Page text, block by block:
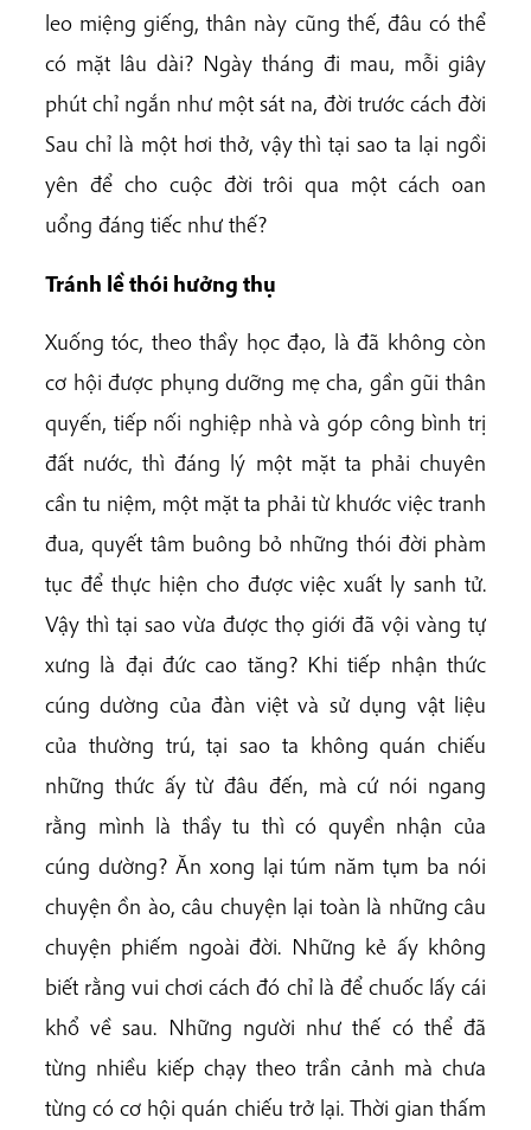
leo miệng giếng, thân này cũng thế, đâu có thể
có mặt lâu dài? Ngày tháng đi mau, mỗi giây
phút chỉ ngắn như một sát na, đời trước cách đời
Sau chỉ là một hơi thở, vậy thì tại sao ta lại ngồi
yên để cho cuộc đời trôi qua một cách oan
uổng đáng tiếc như thế?
Tránh lề thói hưởng thụ
Xuống tóc, theo thầy học đạo, là đã không còn
cơ hội được phụng dưỡng mẹ cha, gần gũi thân
quyến, tiếp nối nghiệp nhà và góp công bình trị
đất nước, thì đáng lý một mặt ta phải chuyên
cần tu niệm, một mặt ta phải từ khước việc tranh
đua, quyết tâm buông bỏ những thói đời phàm
tục để thực hiện cho được việc xuất ly sanh tử.
Vậy thì tại sao vừa được thọ giới đã vội vàng tự
xưng là đại đức cao tăng? Khi tiếp nhận thức
cúng dường của đàn việt và sử dụng vật liệu
của thường trú, tại sao ta không quán chiếu
những thức ấy từ đâu đến, mà cứ nói ngang
rằng mình là thầy tu thì có quyền nhận của
cúng dường? Ăn xong lại túm năm tụm ba nói
chuyện ồn ào, câu chuyện lại toàn là những câu
chuyện phiếm ngoài đời. Những kẻ ấy không
biết rằng vui chơi cách đó chỉ là để chuốc lấy cái
khổ về sau. Những người như thế có thể đã
từng nhiều kiếp chạy theo trần cảnh mà chưa
từng có cơ hội quán chiếu trở lại. Thời gian thấm